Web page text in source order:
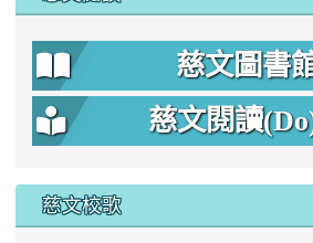
慈文圖書
慈文閱讀
慈文校歌